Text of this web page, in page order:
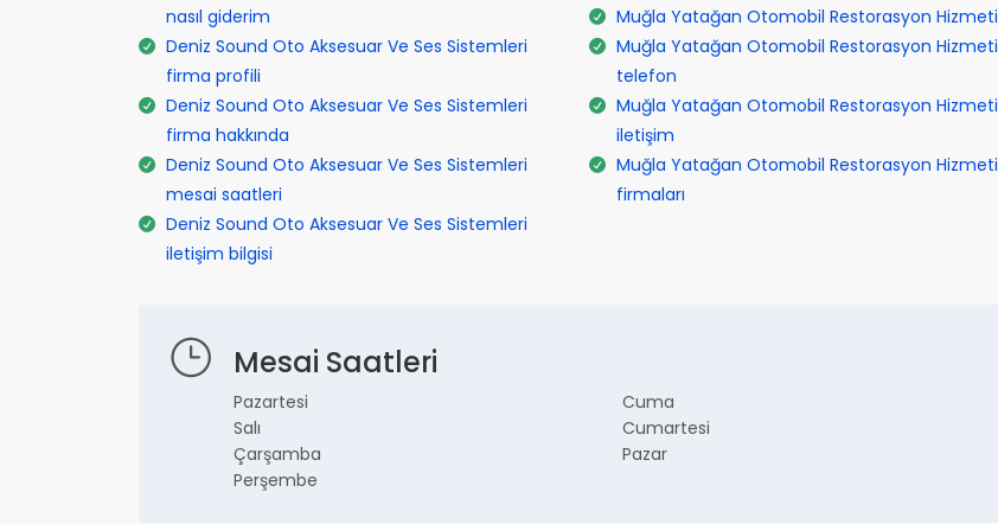
nasıl giderim
Deniz Sound Oto Aksesuar Ve Ses Sistemleri
firma profili
Deniz Sound Oto Aksesuar Ve Ses Sistemleri
firma hakkında
Deniz Sound Oto Aksesuar Ve Ses Sistemleri
mesai saatleri
Deniz Sound Oto Aksesuar Ve Ses Sistemleri
iletişim bilgisi
Muğla Yatağan Otomobil Restorasyon Hizmeti
Muğla Yatağan Otomobil Restorasyon Hizmeti
telefon
Muğla Yatağan Otomobil Restorasyon Hizmeti
iletişim
Muğla Yatağan Otomobil Restorasyon Hizmeti
firmaları
Mesai Saatleri
Pazartesi
Salı
Çarşamba
Perşembe
Cuma
Cumartesi
Pazar